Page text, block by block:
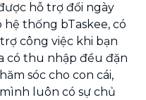
hỗ trợ đổi ngày
hệ thống bTaskee, có
công việc khi bạn
có thu nhập đều đặn
sóc cho con cái,
luôn có sự chủ